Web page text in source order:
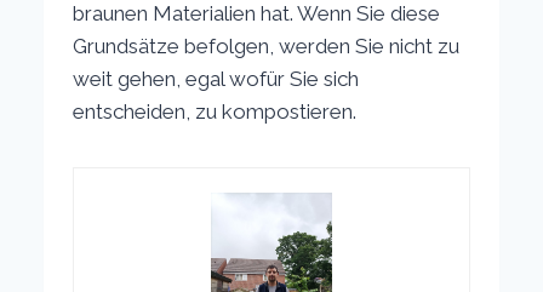
braunen Materialien hat. Wenn Sie diese
Grundsätze befolgen, werden Sie nicht zu
weit gehen, egal wofür Sie sich
entscheiden, zu kompostieren.